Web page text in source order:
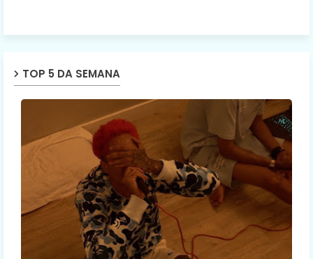
TOP 5 DA SEMANA